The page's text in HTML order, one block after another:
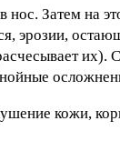
нос. Затем на
эрозии,
их).
кожи,